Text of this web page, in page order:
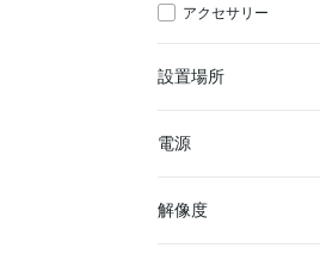
アクセサリー
設置場所
電源
解像度